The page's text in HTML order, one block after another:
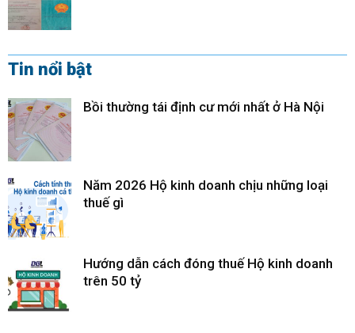
Tin nổi bật
Bồi thường tái định cư mới nhất ở Hà Nội
Năm 2026 Hộ kinh doanh chịu những loại
thuế gì
Hướng dẫn cách đóng thuế Hộ kinh doanh
trên 50 tỷ